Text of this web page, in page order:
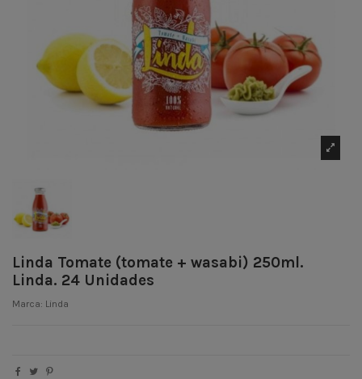
Linda Tomate (tomate + wasabi) 250ml.
Linda. 24 Unidades
Marca: Linda